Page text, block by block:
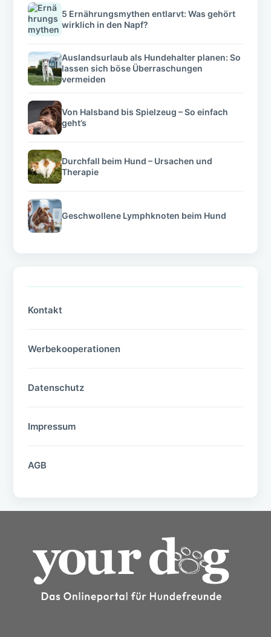
5 Ernährungsmythen entlarvt: Was gehört
wirklich in den Napf?
Auslandsurlaub als Hundehalter planen: So
lassen sich böse Überraschungen
vermeiden
Von Halsband bis Spielzeug – So einfach
geht’s
Durchfall beim Hund – Ursachen und
Therapie
Geschwollene Lymphknoten beim Hund
Kontakt
Werbekooperationen
Datenschutz
Impressum
AGB